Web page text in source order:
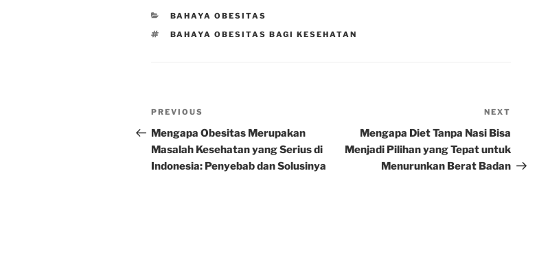
CATEGORIES
BAHAYA OBESITAS
TAGS
BAHAYA OBESITAS BAGI KESEHATAN
Post
navigation
Previous
Post
PREVIOUS
Mengapa Obesitas Merupakan
Masalah Kesehatan yang Serius di
Indonesia: Penyebab dan Solusinya
NEXT
Mengapa Diet Tanpa Nasi Bisa
Menjadi Pilihan yang Tepat untuk
Menurunkan Berat Badan